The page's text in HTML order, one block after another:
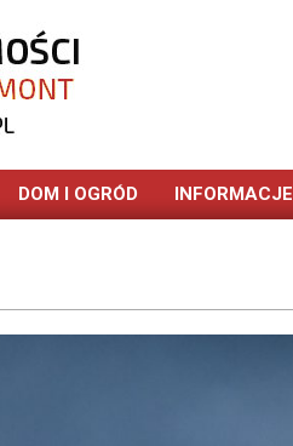
DOM I OGRÓD INFORMACJE